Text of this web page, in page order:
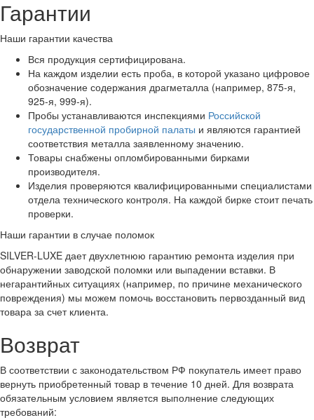
Гарантии
Наши гарантии качества
Вся продукция сертифицирована.
На каждом изделии есть проба, в которой указано цифровое
обозначение содержания драгметалла (например, 875-я,
925-я, 999-я).
Пробы устанавливаются инспекциями Российской
государственной пробирной палаты и являются гарантией
соответствия металла заявленному значению.
Товары снабжены опломбированными бирками
производителя.
Изделия проверяются квалифицированными специалистами
отдела технического контроля. На каждой бирке стоит печать
проверки.
Наши гарантии в случае поломок
SILVER-LUXE дает двухлетнюю гарантию ремонта изделия при
обнаружении заводской поломки или выпадении вставки. В
негарантийных ситуациях (например, по причине механического
повреждения) мы можем помочь восстановить первозданный вид
товара за счет клиента.
Возврат
В соответствии с законодательством РФ покупатель имеет право
вернуть приобретенный товар в течение 10 дней. Для возврата
обязательным условием является выполнение следующих
требований: